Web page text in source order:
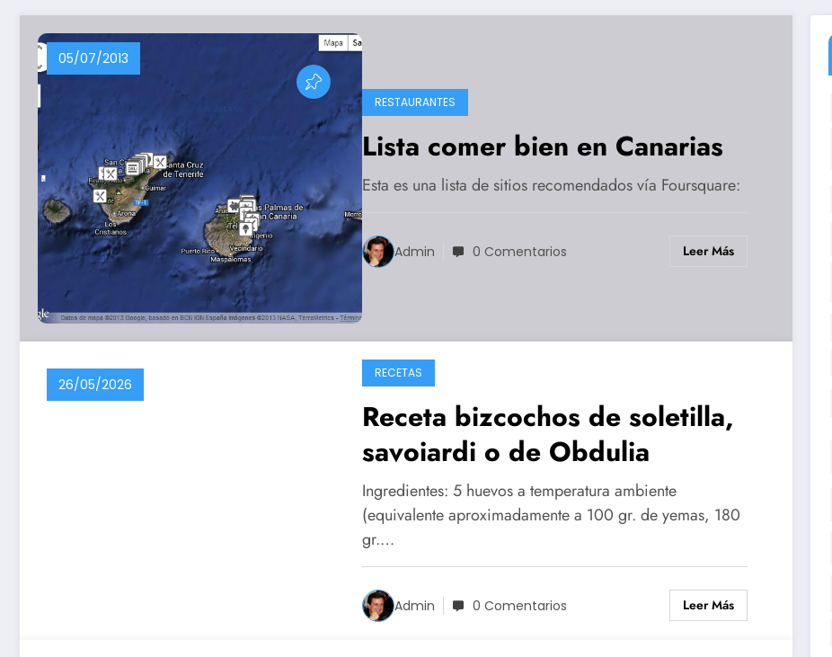
05/07/2013
RESTAURANTES
Lista comer bien en Canarias
Esta es una lista de sitios recomendados vía Foursquare:
Admin 0 Comentarios Leer Más
26/05/2026
RECETAS
Receta bizcochos de soletilla,
savoiardi o de Obdulia
Ingredientes: 5 huevos a temperatura ambiente
(equivalente aproximadamente a 100 gr. de yemas, 180
gr.…
Admin 0 Comentarios Leer Más